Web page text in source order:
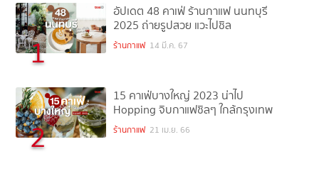
1
อัปเดต 48 คาเฟ่ ร้านกาแฟ นนทบุรี
2025 ถ่ายรูปสวย แวะไปชิล
ร้านกาแฟ 14 มี.ค. 67
2
15 คาเฟ่บางใหญ่ 2023 น่าไป
Hopping จิบกาแฟชิลๆ ใกล้กรุงเทพ
ร้านกาแฟ 21 เม.ย. 66